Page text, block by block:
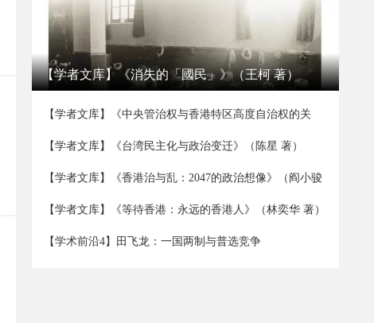
【学者文库】《消失的「國民」》（王柯 著）
【学者文库】《中央管治权与香港特区高度自治权的关
【学者文库】《台湾民主化与政治变迁》（陈星 著）
【学者文库】《香港治与乱：2047的政治想像》（阎小骏
【学者文库】《等待香港：永远的香港人》（林奕华 著）
【学术前沿4】田飞龙：一国两制与普选竞争